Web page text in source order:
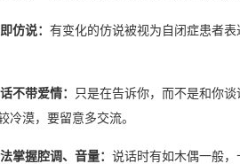
仿说： 有变化的仿说被视为自闭症患者
不带爱情：
只是在告诉你，而不是和你
冷漠，要留意多交流。
掌握腔调、音量： 说话时有如木偶一般